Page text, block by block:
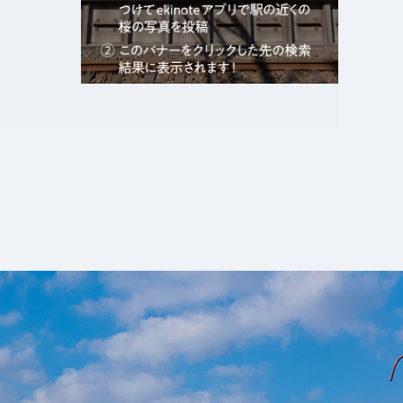
エキガタリ